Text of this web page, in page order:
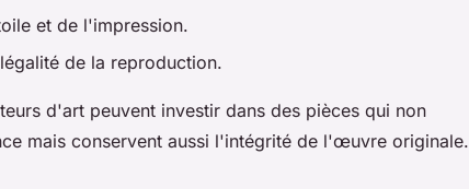
et de l'impression.
de la reproduction.
d'art peuvent investir dans des pièces qui non
mais conservent aussi l'intégrité de l'œuvre originale.